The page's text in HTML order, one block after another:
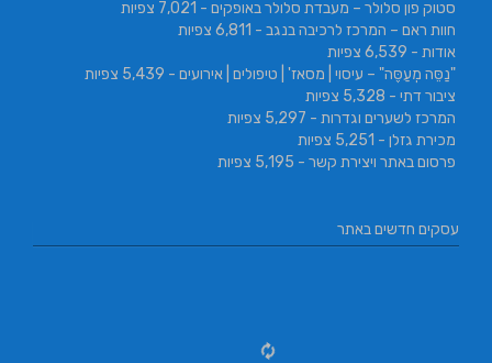
סטוק פון סלולר – מעבדת סלולר באופקים - 7,021 צפיות
חוות ראם – המרכז לרכיבה בנגב - 6,811 צפיות
אודות - 6,539 צפיות
"נַסֵּה מְעַסֶּה" – עיסוי | מסאז' | טיפולים | אירועים - 5,439 צפיות
ציבור דתי - 5,328 צפיות
המרכז לשערים וגדרות - 5,297 צפיות
מכירת גזלן - 5,251 צפיות
פרסום באתר ויצירת קשר - 5,195 צפיות
עסקים חדשים באתר